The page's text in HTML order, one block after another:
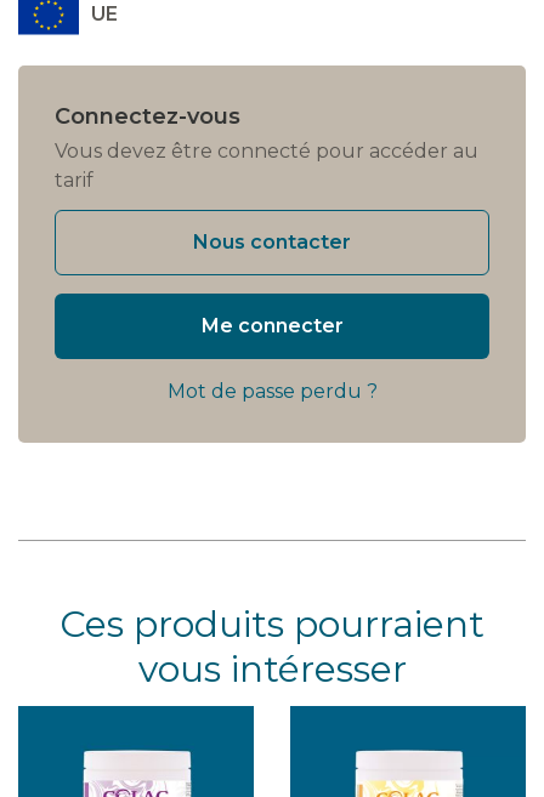
UE
Connectez-vous
Vous devez être connecté pour accéder au
tarif
Nous contacter
Me connecter
Mot de passe perdu ?
Ces produits pourraient
vous intéresser